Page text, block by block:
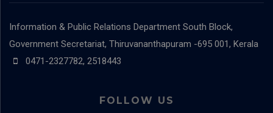
Information & Public Relations Department South Block,
Government Secretariat, Thiruvananthapuram -695 001, Kerala
0471-2327782, 2518443
FOLLOW US